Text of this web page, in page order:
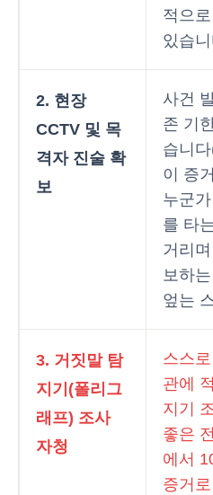
적으
있습
2. 현장
CCTV 및 목
격자 진술 확
보
사건
존 기
습니
이 증
누군
를 타
거리
보하
엎는
3. 거짓말 탐
지기(폴리그
래프) 조사
자청
스스
관에
지기
좋은
에서
증거